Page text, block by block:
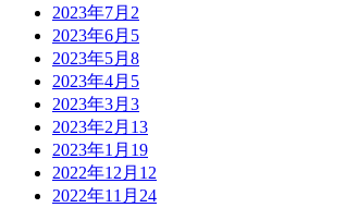
ン
ト
リ
ー
数
2023年7月 エ
ン
ト
リ
ー
数
2
2023年6月 エ
ン
ト
リ
ー
数
5件
2023年5月 エ
ン
ト
リ
ー
数
8件
2023年4月 エ
ン
ト
リ
ー
数
5件
2023年3月 エ
ン
ト
リ
ー
3件
2023年2月 エ
ン
ト
リ
13件
2023年1月 エ
ン
ト
19件
2022年12月 エ
ン
12
2022年11月 エ
24件